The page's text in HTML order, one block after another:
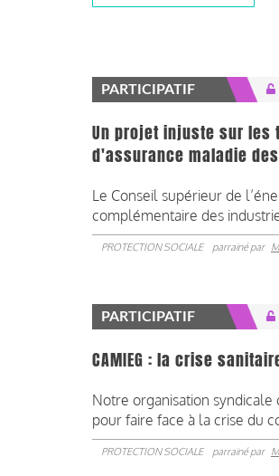
PARTICIPATIF
Un projet injuste sur
d'assurance maladie
Le Conseil supérieur de
complémentaire des
PROTECTION SOCIALE parrainé par
PARTICIPATIF
CAMIEG : la crise
Notre organisation
pour faire face à la crise du
PROTECTION SOCIALE parrainé par